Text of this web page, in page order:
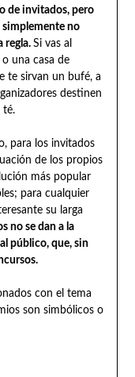
de invitados, pero
simplemente no
regla. Si vas al
una casa de
te sirvan un bufé, a
destinen
té.
para los invitados
de los propios
más popular
para cualquier
su larga
no se dan a la
público, que, sin
con el tema
son simbólicos o